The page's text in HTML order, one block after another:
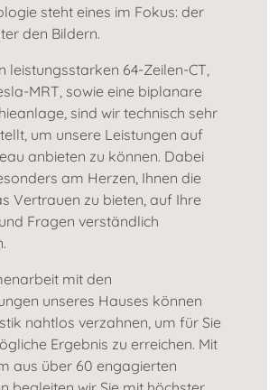
steht eines im Fokus: der
den Bildern.
leistungsstarken 64-Zeilen-CT,
MRT, sowie eine biplanare
sind wir technisch sehr
um unsere Leistungen auf
anbieten zu können. Dabei
am Herzen, Ihnen die
Vertrauen zu bieten, auf Ihre
Fragen verständlich
mit den
unseres Hauses können
nahtlos verzahnen, um für Sie
Ergebnis zu erreichen. Mit
aus über 60 engagierten